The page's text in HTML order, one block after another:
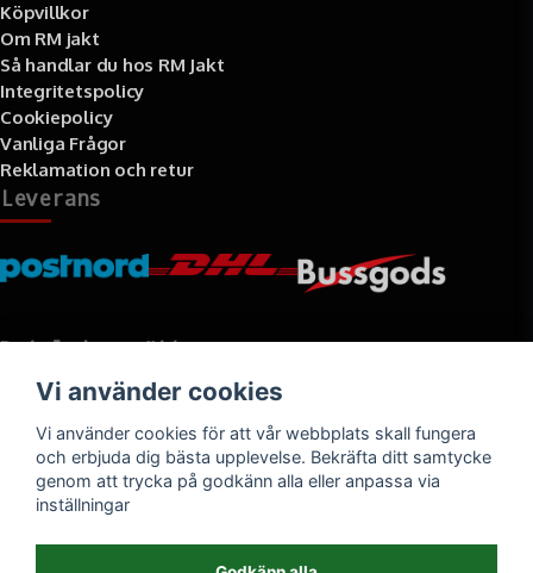
Köpvillkor
Om RM jakt
Så handlar du hos RM Jakt
Integritetspolicy
Cookiepolicy
Vanliga Frågor
Reklamation och retur
Leverans
Betalningssätt
Vi använder cookies
Vi använder cookies för att vår webbplats skall fungera
och erbjuda dig bästa upplevelse. Bekräfta ditt samtycke
genom att trycka på godkänn alla eller anpassa via
inställningar